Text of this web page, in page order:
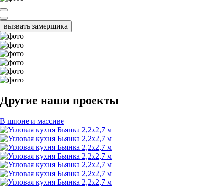
вызвать замерщика
Другие наши проекты
В шпоне и массиве